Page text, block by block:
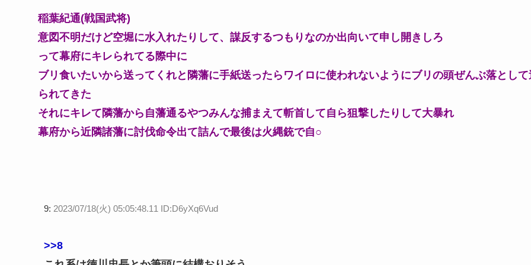
稲葉紀通(戦国武将)
意図不明だけど空堀に水入れたりして、謀反するつもりなのか出向いて申し開きしろ
って幕府にキレられてる際中に
ブリ食いたいから送ってくれと隣藩に手紙送ったらワイロに使われないようにブリの頭ぜんぶ落として
られてきた
それにキレて隣藩から自藩通るやつみんな捕まえて斬首して自ら狙撃したりして大暴れ
幕府から近隣諸藩に討伐命令出て詰んで最後は火縄銃で自○
9: 2023/07/18(火) 05:05:48.11 ID:D6yXq6Vud
>>8